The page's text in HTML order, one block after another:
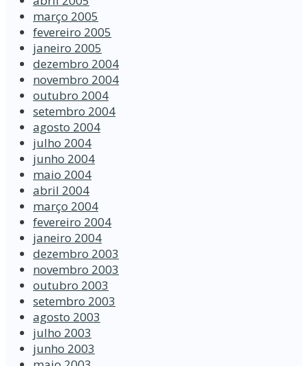
março 2005
fevereiro 2005
janeiro 2005
dezembro 2004
novembro 2004
outubro 2004
setembro 2004
agosto 2004
julho 2004
junho 2004
maio 2004
abril 2004
março 2004
fevereiro 2004
janeiro 2004
dezembro 2003
novembro 2003
outubro 2003
setembro 2003
agosto 2003
julho 2003
junho 2003